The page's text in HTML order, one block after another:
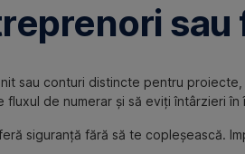
sau conturi distincte pentru
de numerar și să eviți întârzieri în
siguranță fără să te copleșească.